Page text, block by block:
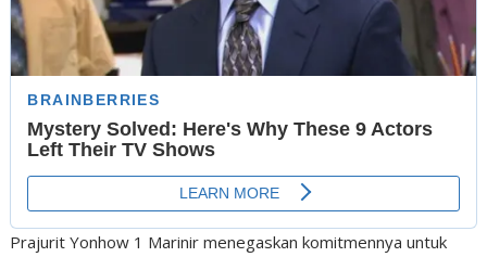
Prajurit Yonhow 1 Marinir menegaskan komitmennya untuk